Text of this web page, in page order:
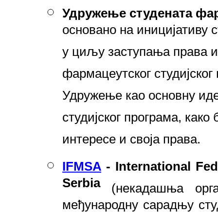
Удружење студената
основано на иницијативу
у циљу заступања права
фармацеутског
Удружење као основну
студијског програма,
интересе и своја права.
IFMSA - International
Serbia(некадашња
међународну сарадњу